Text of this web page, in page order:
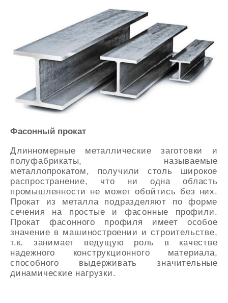
Фасонный прокат
Длинномерные металлические заготовки и
полуфабрикаты, называемые
металлопрокатом, получили столь широкое
распространение, что ни одна область
промышленности не может обойтись без них.
Прокат из металла подразделяют по форме
сечения на простые и фасонные профили.
Прокат фасонного профиля имеет особое
значение в машиностроении и строительстве,
т.к. занимает ведущую роль в качестве
надежного конструкционного материала,
способного выдерживать значительные
динамические нагрузки.